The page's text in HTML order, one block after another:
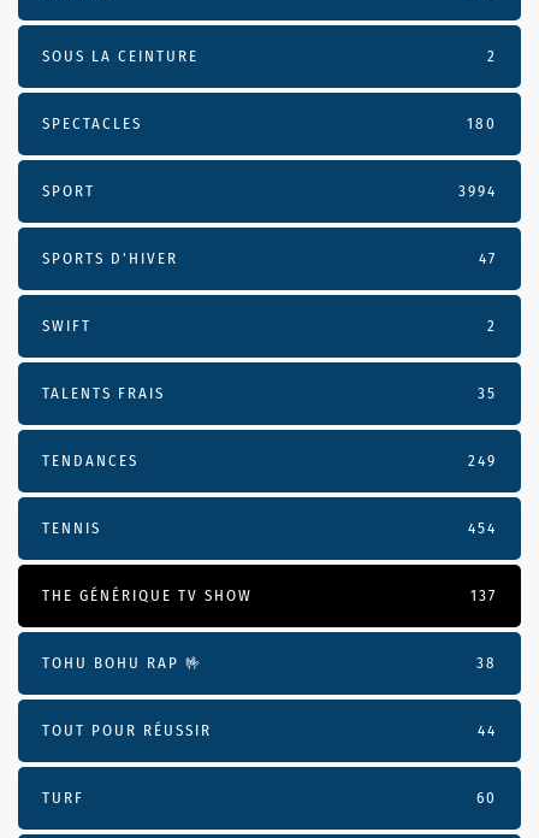
SOUS LA CEINTURE 2
SPECTACLES 180
SPORT 3994
SPORTS D'HIVER 47
SWIFT 2
TALENTS FRAIS 35
TENDANCES 249
TENNIS 454
THE GÉNÉRIQUE TV SHOW 137
TOHU BOHU RAP 🤟 38
TOUT POUR RÉUSSIR 44
TURF 60